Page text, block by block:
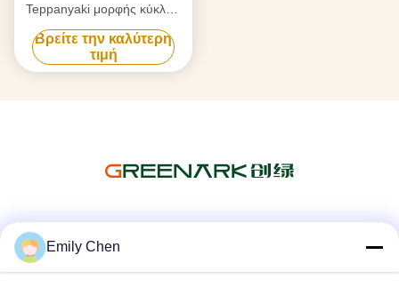
Teppanyaki μορφής κύκλων
μορφής κύκλων ανοξείδωτου
καθισμάτων
Βρείτε την καλύτερη
τιμή
Emily Chen